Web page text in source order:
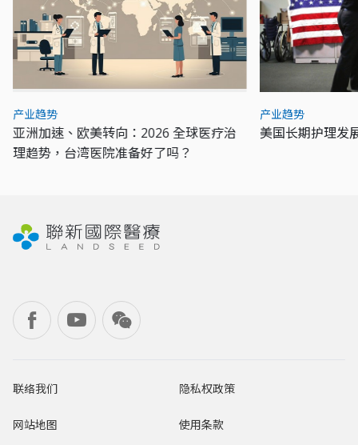
产业趋势
亚洲加速、欧美转向：2026 全球医疗治
理趋势，台湾医院准备好了吗？
产业趋势
美国长期护理发
联络我们
网站地图
隐私权政策
使用条款